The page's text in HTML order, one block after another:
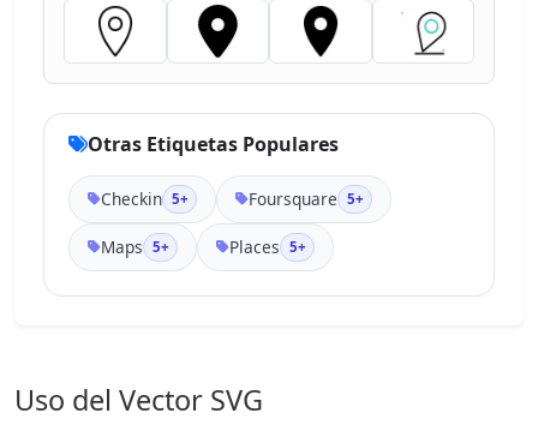
Otras Etiquetas Populares
Checkin 5+ Foursquare 5+
Maps 5+ Places 5+
Uso del Vector SVG